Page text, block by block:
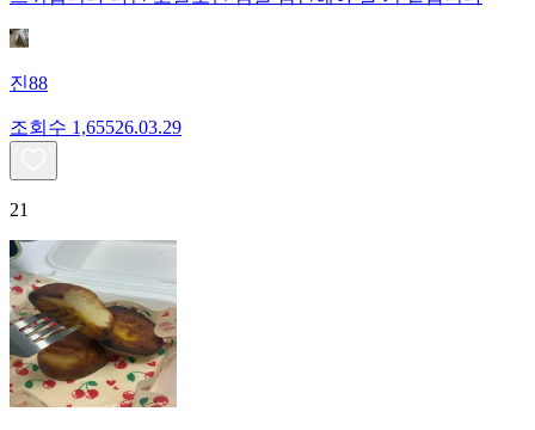
진88
조회수 1,65526.03.29
21